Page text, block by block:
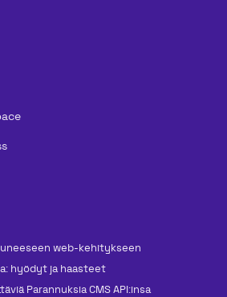
web-kehitykseen
hyödyt ja haasteet
Parannuksia CMS API:insa